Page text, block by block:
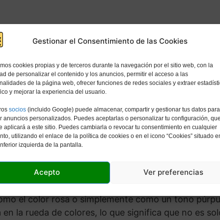
Gestionar el Consentimiento de las Cookies
cookies propias y de terceros durante la navegación por el sitio web, con la
de personalizar el contenido y los anuncios, permitir el acceso a las
de la página web, ofrecer funciones de redes sociales y extraer
y mejorar la experiencia del usuario.
socios (incluido Google) puede almacenar, compartir y gestionar tus datos para
anuncios personalizados. Puedes aceptarlas o personalizar tu configuración, que
aplicará a este sitio. Puedes cambiarla o revocar tu consentimiento en cualquier
utilizando el enlace de la política de cookies o en el icono “Cookies” situado
izquierda de la pantalla.
Acepto Ver preferencias
de San Valentín, el color rosa está lleno de
Considerado como un tonosuave y sutil, el rosa
en el complemento perfecto para cualquier
fucsia
el color rosa o simplemente como un tono
la rueda de colores, lo que significa que no es